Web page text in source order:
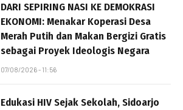
DARI SEPIRING NASI KE DEMOKRASI
EKONOMI: Menakar Koperasi Desa
Merah Putih dan Makan Bergizi Gratis
sebagai Proyek Ideologis Negara
07/08/2026 - 11:56
Edukasi HIV Sejak Sekolah, Sidoarjo